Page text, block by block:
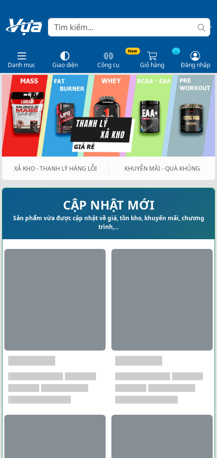
Danh mục Giao diện
New
Công cụ
...
Giỏ hàng Đăng nhập
XẢ KHO - THANH LÝ HÀNG LỖI KHUYỄN MÃI - QUÀ KHỦNG
CẬP NHẬT MỚI
Sản phẩm vừa được cập nhật về giá, tồn kho, khuyến mãi, chương
trình,...